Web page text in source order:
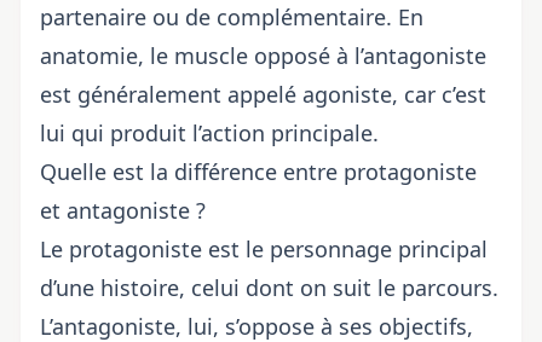
partenaire ou de complémentaire. En
anatomie, le muscle opposé à l’antagoniste
est généralement appelé agoniste, car c’est
lui qui produit l’action principale.
Quelle est la différence entre protagoniste
et antagoniste ?
Le protagoniste est le personnage principal
d’une histoire, celui dont on suit le parcours.
L’antagoniste, lui, s’oppose à ses objectifs,